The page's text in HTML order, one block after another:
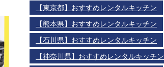
【東京都】おすすめレンタルキッチン
【熊本県】おすすめレンタルキッチン
【石川県】おすすめレンタルキッチン
【神奈川県】おすすめレンタルキッチン